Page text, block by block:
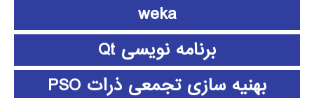
weka
برنامه نویسی Qt
بهنیه سازی تجمعی ذرات PSO